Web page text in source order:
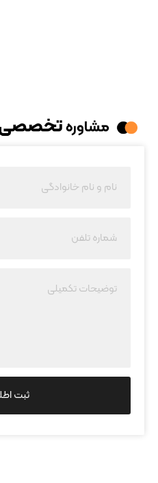
ثبت اطلاعات